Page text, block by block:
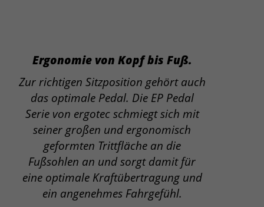
Ergonomie von Kopf bis Fuß.
Zur richtigen Sitzposition gehört auch
das optimale Pedal. Die EP Pedal
Serie von ergotec schmiegt sich mit
seiner großen und ergonomisch
geformten Trittfläche an die
Fußsohlen an und sorgt damit für
eine optimale Kraftübertragung und
ein angenehmes Fahrgefühl.